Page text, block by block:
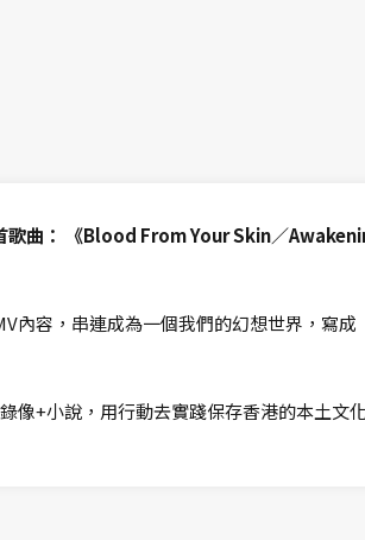
曲： 《Blood From Your Skin／
，串連成為一個我們的幻想世界，寫成
像+小說，用行動去實踐保存香港的本土文